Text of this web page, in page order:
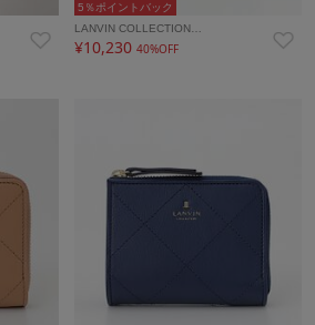
5％ポイントバック
LANVIN COLLECTION…
¥10,23040%OFF